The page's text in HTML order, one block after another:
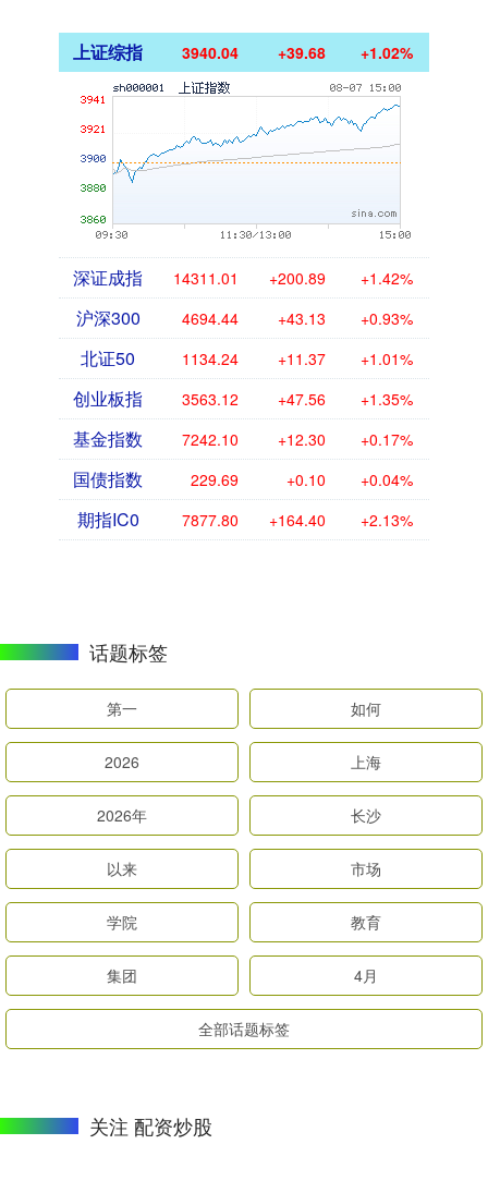
上证综指 3940.04 +39.68 +1.02%
深证成指 14311.01 +200.89 +1.42%
沪深300 4694.44 +43.13 +0.93%
北证50 1134.24 +11.37 +1.01%
创业板指 3563.12 +47.56 +1.35%
基金指数 7242.10 +12.30 +0.17%
国债指数 229.69 +0.10 +0.04%
期指IC0 7877.80 +164.40 +2.13%
话题标签
第一 如何
2026 上海
2026年 长沙
以来 市场
学院 教育
集团 4月
全部话题标签
关注 配资炒股